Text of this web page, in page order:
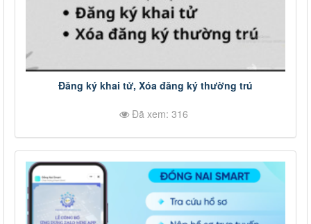
Đăng ký khai tử, Xóa đăng ký thường trú
Đã xem: 316